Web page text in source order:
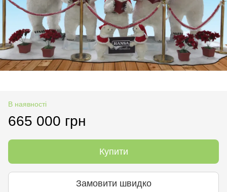
В наявності
665 000 грн
Купити
Замовити швидко